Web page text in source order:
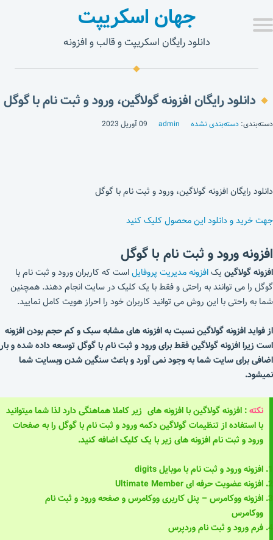
جهان اسکریپت
دانلود رایگان اسکریپت و قالب و افزونه
دانلود رایگان افزونه گولاگین، ورود و ثبت نام با گوگل
دسته‌بندی: دسته‌بندی نشده admin 09 آوریل 2023
دانلود رایگان افزونه گولاگین، ورود و ثبت نام با گوگل
جهت خرید و دانلود این محصول کلیک کنید
افزونه ورود و ثبت نام با گوگل
افزونه گولاگین یکافزونه مدیریت پروفایلاست که کاربران ورود و ثبت نام با
گوگل را می توانند به راحتی و فقط با یک کلیک در سایت انجام دهند. همچنین
شما به راحتی با این روش می توانید کاربران خود را احراز هویت کامل نمایید.
از فواید افزونه گولاگین نسبت به افزونه های مشابه سبک و کم حجم بودن افزونه
است زیرا افزونه گولاگین فقط برای ورود و ثبت نام با گوگل توسعه داده شده و بار
اضافی برای سایت شما به وجود نمی آورد و باعث سنگین شدن وبسایت شما
نمیشود.
نکته: افزونه گولاگین با افزونه های زیر کاملا هماهنگی دارد لذا شما میتوانید
با استفاده از تنظیمات گولاگین دکمه ورود و ثبت نام با گوگل را به صفحات
ورود و ثبت نام افزونه های زیر با یک کلیک اضافه کنید.
افزونه ورود و ثبت نام با موبایل digits
افزونه عضویت حرفه ای Ultimate Member
افزونه ووکامرس – پنل کاربری ووکامرس و صفحه ورود و ثبت نام
ووکامرس
فرم ورود و ثبت نام وردپرس